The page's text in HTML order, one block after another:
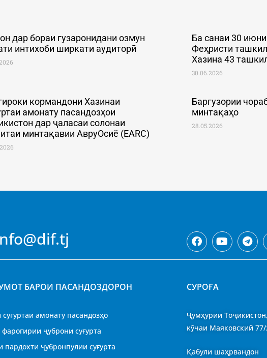
дар бораи гузаронидани озмун
интихоби ширкати аудиторӣ
Ба санаи 30
Феҳристи
Хазина 43
30.06.2026
кормандони Хазинаи
амонату пасандозҳои
дар ҷаласаи солонаи
минтақавии АвруОсиё (EARC)
Баргузории
минтақаҳо
28.05.2026
БАРОИ ПАСАНДОЗДОРОН
амонату пасандозҳо
фарогирии ҷуброни суғурта
пардохти ҷубронпулии суғурта
CУРОҒА
Ҷумҳурии
кӯчаи Маяковский 77/
Қабули шаҳрвандон